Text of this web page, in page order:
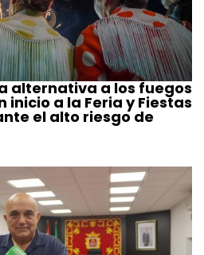
alternativa a los fuegos
a la Feria y Fiestas
el alto riesgo de